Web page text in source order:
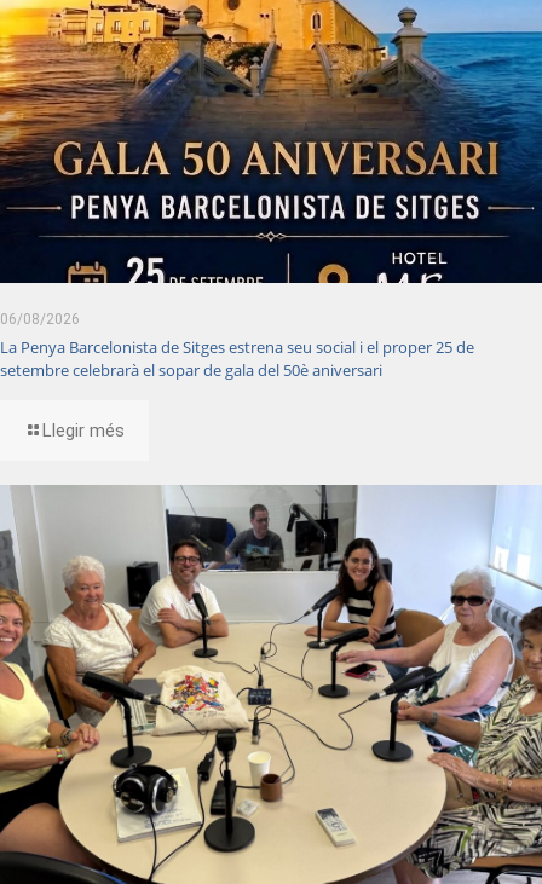
06/08/2026
La Penya Barcelonista de Sitges estrena seu social i el proper 25 de
setembre celebrarà el sopar de gala del 50è aniversari
Llegir més